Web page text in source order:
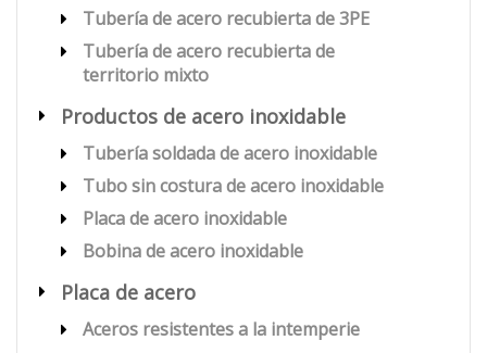
Tubería de acero recubierta de 3PE
Tubería de acero recubierta de
territorio mixto
Productos de acero inoxidable
Tubería soldada de acero inoxidable
Tubo sin costura de acero inoxidable
Placa de acero inoxidable
Bobina de acero inoxidable
Placa de acero
Aceros resistentes a la intemperie